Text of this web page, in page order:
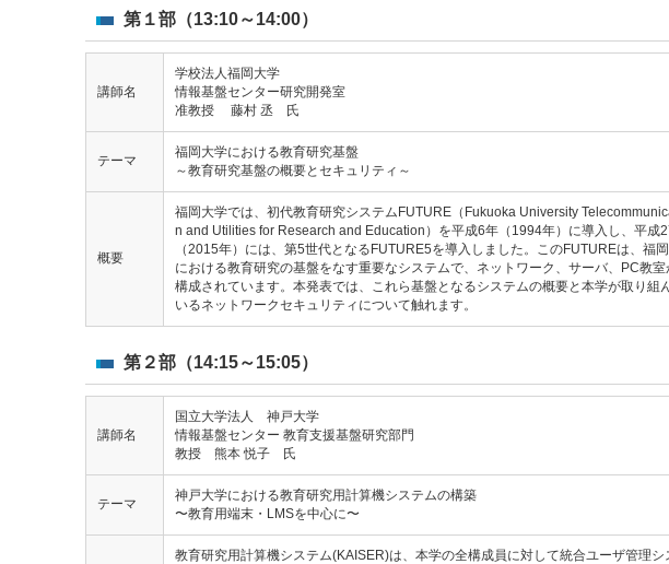
第１部（13:10～14:00）
講師名
学校法人福岡大学
情報基盤センター研究開発室
准教授
藤村 丞 氏
テーマ
福岡大学における教育研究基盤
～教育研究基盤の概要とセキュリティ～
概要
福岡大学では、初代教育研究システムFUTURE（Fukuoka University
n and Utilities for Research and Education）を平成6年（1994年）に導入し、平成
（2015年）には、第5世代となるFUTURE5を導入しました。このFUTUREは、福
における教育研究の基盤をなす重要なシステムで、ネットワーク、サーバ、PC教室
構成されています。本発表では、これら基盤となるシステムの概要と本学が取り組
いるネットワークセキュリティについて触れます。
第２部（14:15～15:05）
講師名
国立大学法人 神戸大学
情報基盤センター 教育支援基盤研究部門
教授 熊本 悦子 氏
テーマ
神戸大学における教育研究用計算機システムの構築
〜教育用端末・LMSを中心に〜
教育研究用計算機システム(KAISER)は、本学の全構成員に対して統合ユーザ管理シ